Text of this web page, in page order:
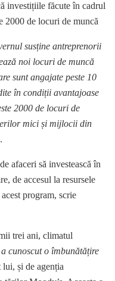
investițiile făcute în cadrul
2000 de locuri de muncă
susține antreprenorii
noi locuri de muncă
sunt angajate peste 10
în condiții avantajoase
2000 de locuri de
mici și mijlocii din
afaceri să investească în
de accesul la resursele
program, scrie
trei ani, climatul
„a cunoscut o îmbunătățire
și de agenția